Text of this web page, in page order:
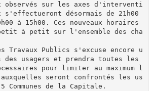
sur les axes d'interventi
désormais de 21h00
à 15h00. Ces nouveaux horaires
à petit sur l'ensemble des cha
Travaux Publics s'excuse encore u
des usagers et prendra toutes les
pour limiter au maximum l
seront confrontés les us
Communes de la Capitale.